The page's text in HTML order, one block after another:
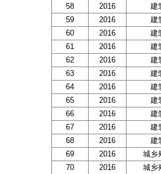
58
2016
建
59
2016
建
60
2016
建
61
2016
建
62
2016
建
63
2016
建
64
2016
建
65
2016
建
66
2016
建
67
2016
建
68
2016
建
69
2016
城乡
70
2016
城乡